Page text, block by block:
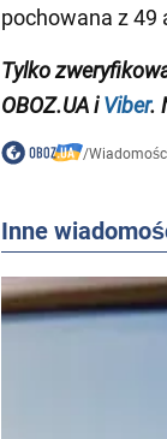
pochowana z 49
Tylko
OBOZ.UA iViber.
/
Inne